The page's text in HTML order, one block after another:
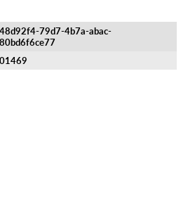
79d7-4b7a-abac-